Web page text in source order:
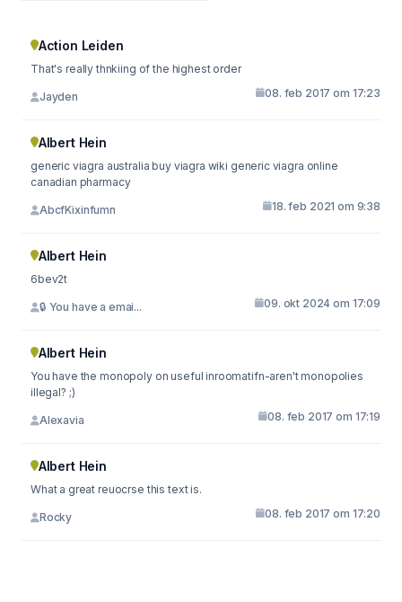
Action Leiden
That's really thnkiing of the highest order
Jayden 08. feb 2017 om 17:23
Albert Hein
generic viagra australia buy viagra wiki generic viagra online
canadian pharmacy
AbcfKixinfumn 18. feb 2021 om 9:38
Albert Hein
6bev2t
🔒 You have a emai... 09. okt 2024 om 17:09
Albert Hein
You have the monopoly on useful inroomatifn-aren't monopolies
illegal? ;)
Alexavia 08. feb 2017 om 17:19
Albert Hein
What a great reuocrse this text is.
Rocky 08. feb 2017 om 17:20